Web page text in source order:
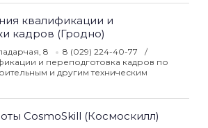
квалификации и
кадров (Гродно)
8
8 (029) 224-40-77
и переподготовка кадров по
и другим техническим
CosmoSkill (Космоскилл)